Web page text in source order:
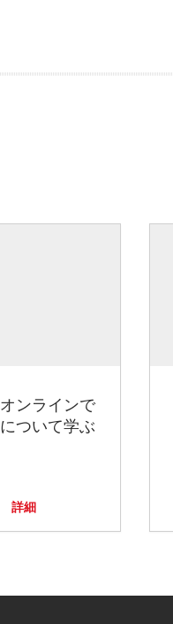
ンラインで
ついて学ぶ
詳細